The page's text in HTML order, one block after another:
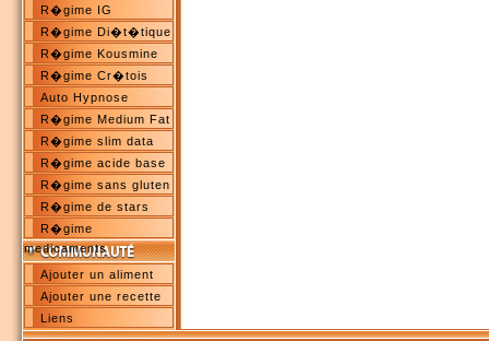
R�gime IG
R�gime Di�t�tique
R�gime Kousmine
R�gime Cr�tois
Auto Hypnose
R�gime Medium Fat
R�gime slim data
R�gime acide base
R�gime sans gluten
R�gime de stars
R�gime
medicaments
Ajouter un aliment
Ajouter une recette
Liens